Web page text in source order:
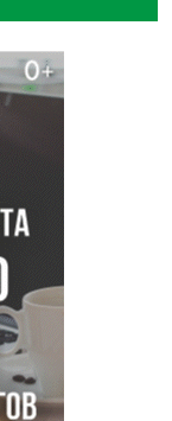
с
России по
пик